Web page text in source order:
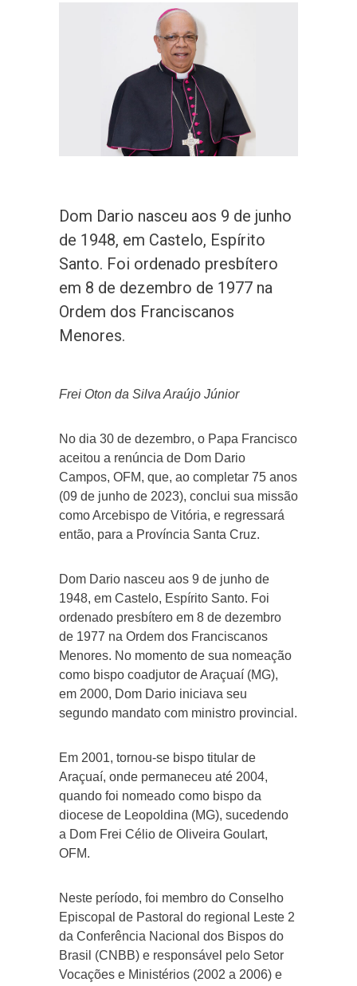
Dom Dario nasceu aos 9 de junho
de 1948, em Castelo, Espírito
Santo. Foi ordenado presbítero
em 8 de dezembro de 1977 na
Ordem dos Franciscanos
Menores.
Frei Oton da Silva Araújo Júnior
No dia 30 de dezembro, o Papa Francisco
aceitou a renúncia de Dom Dario
Campos, OFM, que, ao completar 75 anos
(09 de junho de 2023), conclui sua missão
como Arcebispo de Vitória, e regressará
então, para a Província Santa Cruz.
Dom Dario nasceu aos 9 de junho de
1948, em Castelo, Espírito Santo. Foi
ordenado presbítero em 8 de dezembro
de 1977 na Ordem dos Franciscanos
Menores. No momento de sua nomeação
como bispo coadjutor de Araçuaí (MG),
em 2000, Dom Dario iniciava seu
segundo mandato com ministro provincial.
Em 2001, tornou-se bispo titular de
Araçuaí, onde permaneceu até 2004,
quando foi nomeado como bispo da
diocese de Leopoldina (MG), sucedendo
a Dom Frei Célio de Oliveira Goulart,
OFM.
Neste período, foi membro do Conselho
Episcopal de Pastoral do regional Leste 2
da Conferência Nacional dos Bispos do
Brasil (CNBB) e responsável pelo Setor
Vocações e Ministérios (2002 a 2006) e